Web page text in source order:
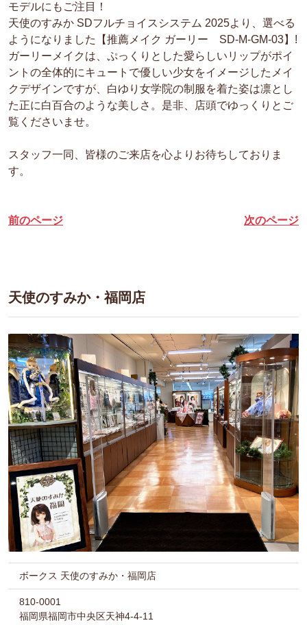
モデルにもご注目！
天使のすみか SDフルチョイスシステム 2025より、選べる
ようになりました【推薦メイク ガーリー SD-M-GM-03】!
ガーリーメイクは、ぷっくりとした愛らしいリップがポイ
ントの全体的にキュートで優しい少女をイメージしたメイ
クデザインですが、白ゆり女学院の制服を着た姿は凛とし
た正に白百合のような美しさ。是非、店頭でゆっくりとご
覧くださいませ。
スタッフ一同、皆様のご来店を心よりお待ちしておりま
す。
前のページ 次のページ
天使のすみか・福岡店
ボークス 天使のすみか・福岡店
810-0001
福岡県福岡市中央区天神4-4-11